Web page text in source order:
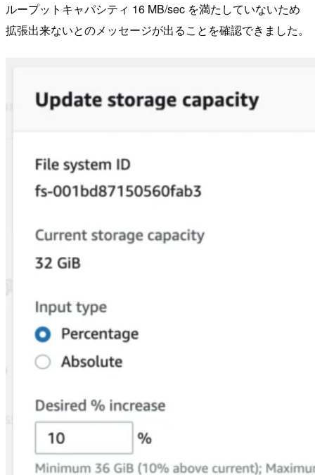
ループットキャパシティ 16 MB/sec を満たしていないため
拡張出来ないとのメッセージが出ることを確認できました。